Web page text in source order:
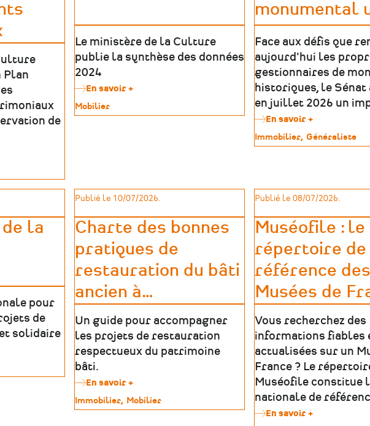
Plan
de
Le ministère de la Culture
publie la synthèse des données
2024
En savoir +sur
Type
de
Mobilier
monumental
Face aux défis que
aujourd'hui les
gestionnaires de
historiques, le Sénat
en juillet 2026 un
En savoir +
Rapport
du
du
patrimoine
un
levier
de
dans
territoires
Type
de
Immobilier Généraliste
de la
pour
de
solidaire
Publié le 10/07/2026.
Charte des bonnes
pratiques de
restauration du bâti
ancien à…
Un guide pour accompagner
les projets de restauration
respectueux du patrimoine
bâti.
En savoir +sur
Charte
des
Type
de
Immobilier Mobilier
Publié le 08/07/2026.
Muséofile : le
répertoire de
référence des
Musées de
Vous recherchez des
informations fiables
actualisées sur un
France ? Le
Muséofile constitue
nationale de
En savoir +